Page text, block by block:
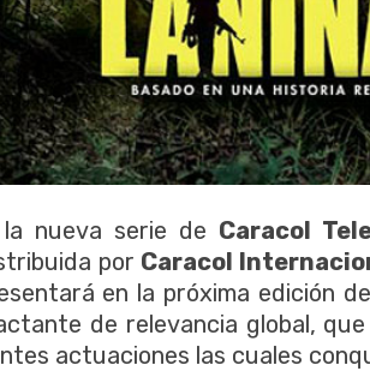
nueva serie de Caracol
por Caracol
en la próxima edición
de relevancia global,
actuaciones las cuales